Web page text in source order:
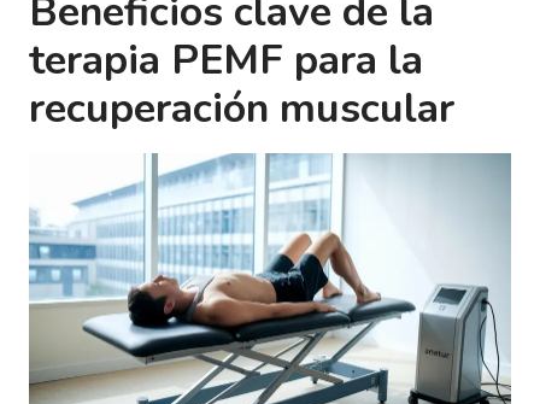
Beneficios clave de la
terapia PEMF para la
recuperación muscular